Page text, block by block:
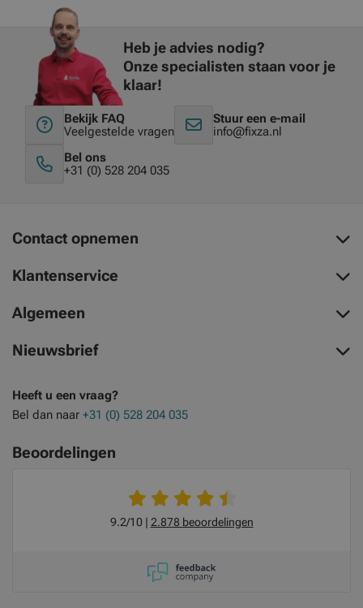
Heb je advies nodig?
Onze specialisten staan voor je
klaar!
Bekijk FAQ
Veelgestelde vragen
Stuur een e-mail
info@fixza.nl
Bel ons
+31 (0) 528 204 035
Contact opnemen
Klantenservice
Algemeen
Nieuwsbrief
Heeft u een vraag?
Bel dan naar +31 (0) 528 204 035
Beoordelingen
9.2/10 2.878 beoordelingen